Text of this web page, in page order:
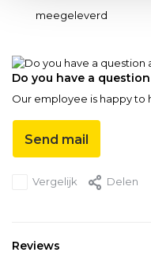
meegeleverd
Do you have a
Our employee is happy
Send mail
Vergelijk Delen
Reviews